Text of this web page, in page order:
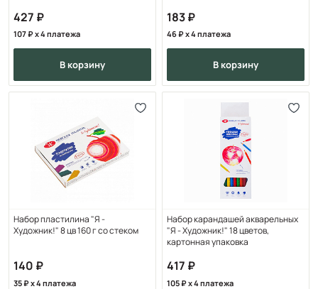
427
107 x 4 платежа
в корзину
183
46 x 4 платежа
в корзину
Набор пластилина "Я -
Художник!" 8 цв 160 г со стеком
140
35 x 4 платежа
Набор карандашей акварельных
"Я - Художник!" 18 цветов,
картонная упаковка
417
105 x 4 платежа